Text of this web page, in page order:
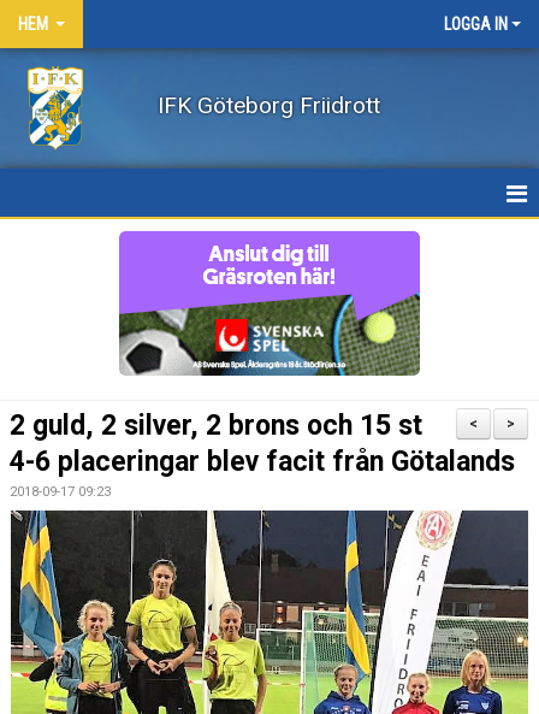
HEM LOGGA IN
IFK Göteborg Friidrott
KLÄDER
LEDARE/UTBILDNING
FUNKTIONÄR
BILDGALLERI
>
<
2 guld, 2 silver, 2 brons och 15 st
4-6 placeringar blev facit från Götalands
2018-09-17 09:23